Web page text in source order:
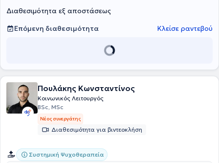
Υποστήριξης.
Διαθεσιμότητα εξ αποστάσεως
Επόμενη διαθεσιμότητα
Κλείσε ραντεβού
Πουλάκης Κωνσταντίνος
Κοινωνικός Λειτουργός
BSc, MSc
Νέος συνεργάτης
Διαθεσιμότητα για βιντεοκλήση
Συστημική Ψυχοθεραπεία